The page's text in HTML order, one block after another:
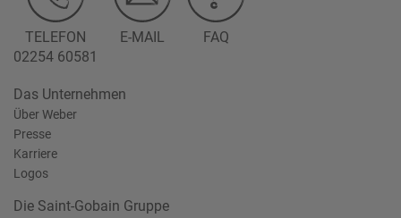
TELEFON
02254 60581
E-MAIL FAQ
Das Unternehmen
Über Weber
Presse
Karriere
Logos
Die Saint-Gobain Gruppe